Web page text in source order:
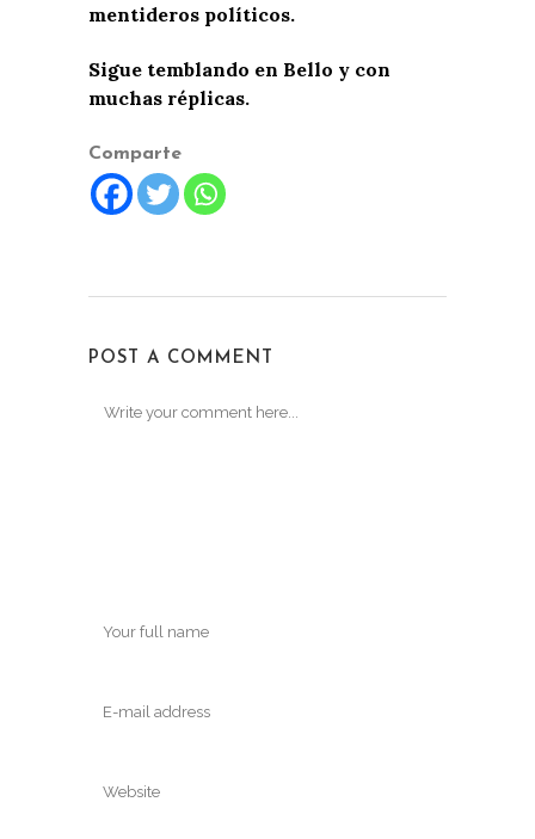
mentideros políticos.
Sigue temblando en Bello y con
muchas réplicas.
Comparte
POST A COMMENT